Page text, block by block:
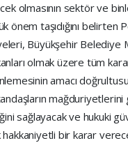
olmasının sektör ve
önem taşıdığını
Büyükşehir Belediye
olmak üzere tüm
amacı
mağduriyetlerini
sağlayacak ve hukuki
bir karar